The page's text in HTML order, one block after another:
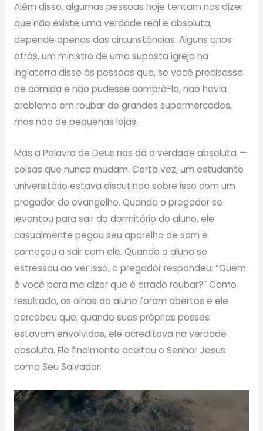
Além disso, algumas pessoas hoje tentam nos dizer
que não existe uma verdade real e absoluta;
depende apenas das circunstâncias. Alguns anos
atrás, um ministro de uma suposta igreja na
Inglaterra disse às pessoas que, se você precisasse
de comida e não pudesse comprá-la, não havia
problema em roubar de grandes supermercados,
mas não de pequenas lojas.
Mas a Palavra de Deus nos dá a verdade absoluta —
coisas que nunca mudam. Certa vez, um estudante
universitário estava discutindo sobre isso com um
pregador do evangelho. Quando o pregador se
levantou para sair do dormitório do aluno, ele
casualmente pegou seu aparelho de som e
começou a sair com ele. Quando o aluno se
estressou ao ver isso, o pregador respondeu: “Quem
é você para me dizer que é errado roubar?” Como
resultado, os olhos do aluno foram abertos e ele
percebeu que, quando suas próprias posses
estavam envolvidas, ele acreditava na verdade
absoluta. Ele finalmente aceitou o Senhor Jesus
como Seu Salvador.